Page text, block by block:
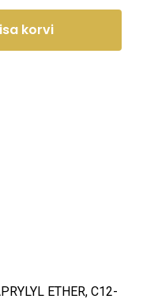
korvi
ETHER, C12-